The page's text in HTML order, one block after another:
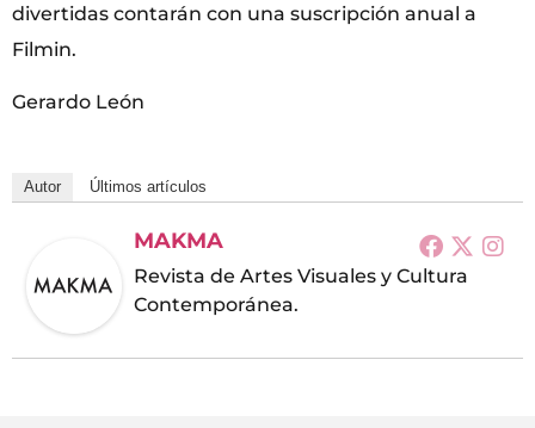
divertidas contarán con una suscripción anual a
Filmin.
Gerardo León
Autor Últimos artículos
MAKMA
Revista de Artes Visuales y Cultura
Contemporánea.